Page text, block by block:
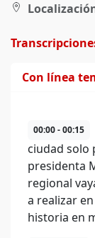
Con línea
00:00 - 00:15
ciudad solo
presidenta
regional
a realizar
historia en